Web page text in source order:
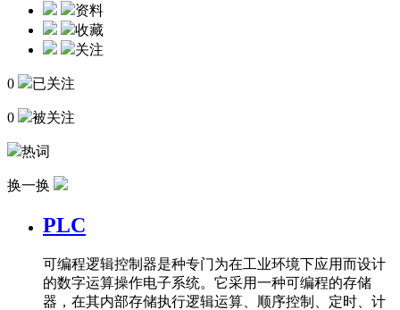
资料
收藏
关注
0 已关注
0 被关注
热词
换一换
PLC
可编程逻辑控制器是种专门为在工业环境下应用而设计
的数字运算操作电子系统。它采用一种可编程的存储
器，在其内部存储执行逻辑运算、顺序控制、定时、计